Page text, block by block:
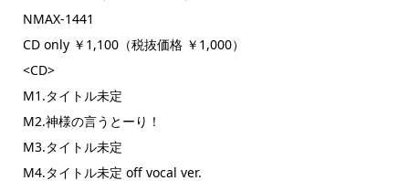
NMAX-1441
CD only ￥1,100（税抜価格 ￥1,000）
<CD>
M1.タイトル未定
M2.神様の言うとーり！
M3.タイトル未定
M4.タイトル未定 off vocal ver.